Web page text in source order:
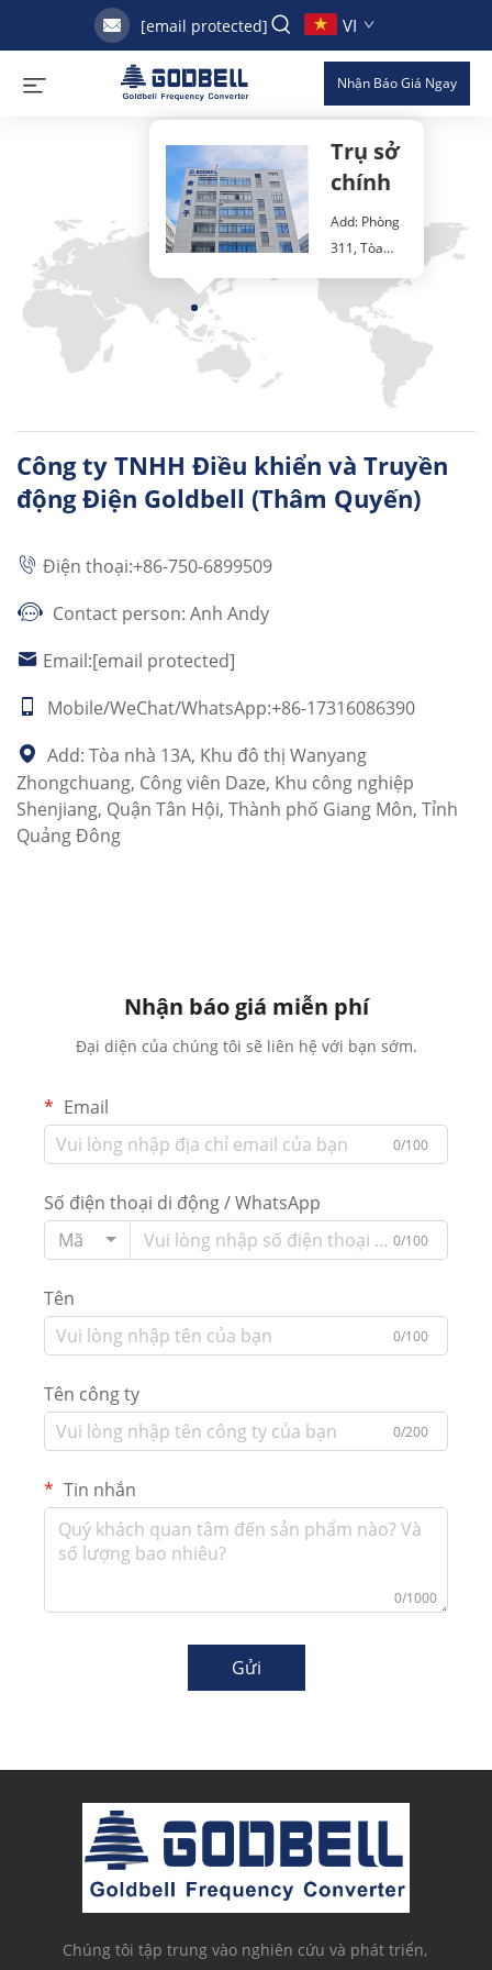
[email protected] VI
Nhận Báo Giá Ngay
Liên hệ
Trụ sở
chính
Add: Phòng
311, Tòa
nhà 37, Khu
công nghiệp
Yintian, Khu
dân cư
Yantian, Phố
Quận
Bao'an,
Quyến, Tỉnh
Công ty TNHH Điều khiển và Truyền
động Điện Goldbell (Thâm Quyến)
Điện thoại:+86-750-6899509
Contact person: Anh Andy
Email:[email protected]
Mobile/WeChat/WhatsApp:+86-17316086390
Add: Tòa nhà 13A, Khu đô thị Wanyang
Zhongchuang, Công viên Daze, Khu công nghiệp
Shenjiang, Quận Tân Hội, Thành phố Giang Môn, Tỉnh
Quảng Đông
Nhận báo giá miễn phí
Đại diện của chúng tôi sẽ liên hệ với bạn sớm.
Email
0/100
Số điện thoại di động / WhatsApp
Mã
0/100
Tên
0/100
Tên công ty
0/200
Tin nhắn
0/1000
Gửi
Chúng tôi tập trung vào nghiên cứu và phát triển,